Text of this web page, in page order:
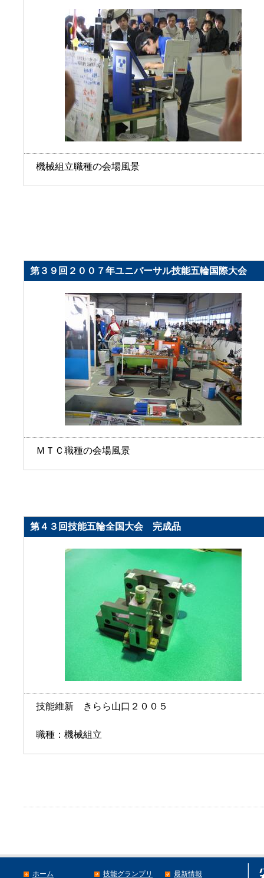
機械組立職種の会場風景
第３９回２００７年ユニバーサル技能五輪国際大会
ＭＴＣ職種の会場風景
第４３回技能五輪全国大会 完成品
技能維新 きらら山口２００５
職種：機械組立
ホーム 技能グランプリ 最新情報